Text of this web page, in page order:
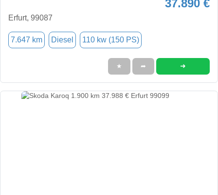
37.890 €
Erfurt, 99087
7.647 km Diesel 110 kw (150 PS)
★ ➦ ➜